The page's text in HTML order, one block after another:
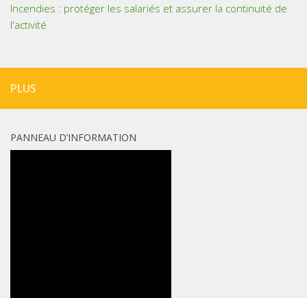
Incendies : protéger les salariés et assurer la continuité de
l'activité
PLUS
PANNEAU D’INFORMATION